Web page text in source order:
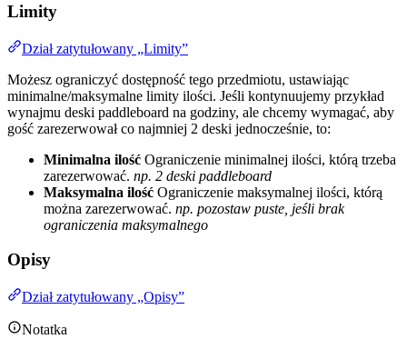
Limity
Dział zatytułowany „Limity”
Możesz ograniczyć dostępność tego przedmiotu, ustawiając
minimalne/maksymalne limity ilości. Jeśli kontynuujemy przykład
wynajmu deski paddleboard na godziny, ale chcemy wymagać, aby
gość zarezerwował co najmniej 2 deski jednocześnie, to:
Minimalna ilość Ograniczenie minimalnej ilości, którą trzeba
zarezerwować. np. 2 deski paddleboard
Maksymalna ilość Ograniczenie maksymalnej ilości, którą
można zarezerwować. np. pozostaw puste, jeśli brak
ograniczenia maksymalnego
Opisy
Dział zatytułowany „Opisy”
Notatka